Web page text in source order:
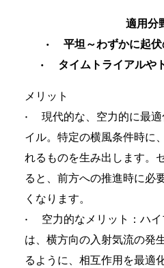
適用分
• 平坦～わずかに起伏
• タイムトライアルや
メリット
• 現代的な、空力的に最適
イル。特定の横風条件時に
れるものを生み出します。
ると、前方への推進時に必
くなります。
• 空力的なメリット：ハイ
は、横方向の入射気流の発
るように、相互作用を最適